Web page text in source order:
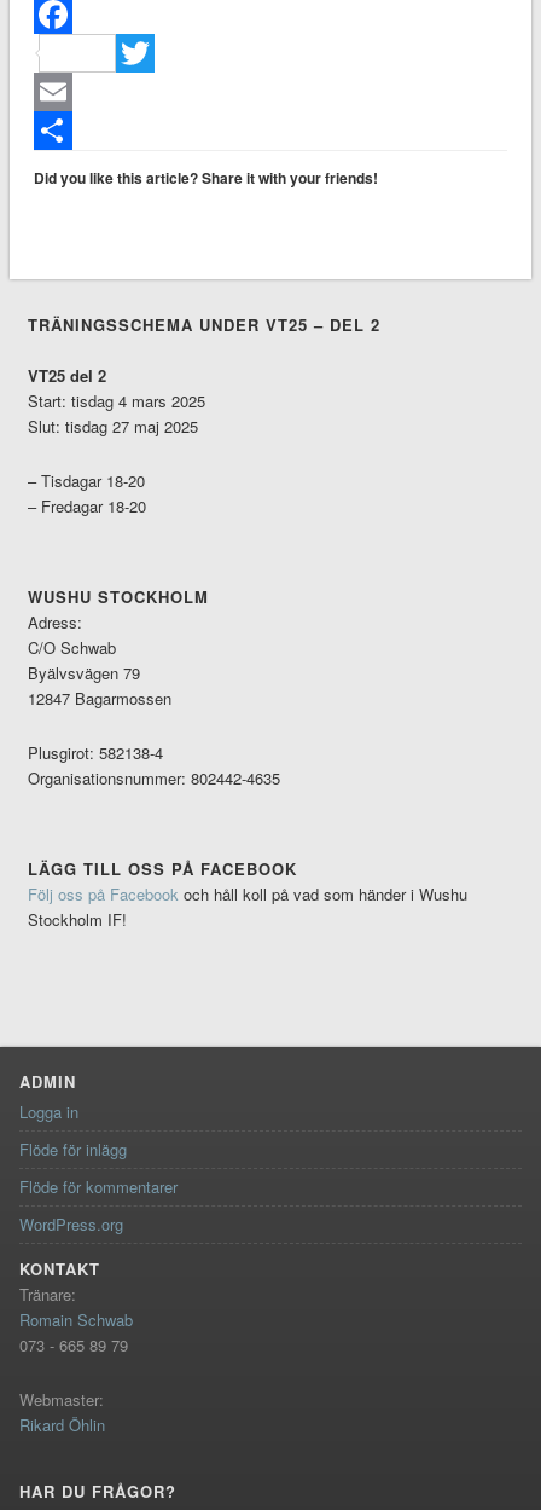
Facebook
Twitter
Email
Dela
Did you like this article? Share it with your friends!
TRÄNINGSSCHEMA UNDER VT25 – DEL 2
VT25 del 2
Start: tisdag 4 mars 2025
Slut: tisdag 27 maj 2025
– Tisdagar 18-20
– Fredagar 18-20
WUSHU STOCKHOLM
Adress:
C/O Schwab
Byälvsvägen 79
12847 Bagarmossen
Plusgirot: 582138-4
Organisationsnummer: 802442-4635
LÄGG TILL OSS PÅ FACEBOOK
Följ oss på Facebook och håll koll på vad som händer i Wushu
Stockholm IF!
ADMIN
Logga in
Flöde för inlägg
Flöde för kommentarer
WordPress.org
KONTAKT
Tränare:
Romain Schwab
073 - 665 89 79
Webmaster:
Rikard Öhlin
HAR DU FRÅGOR?